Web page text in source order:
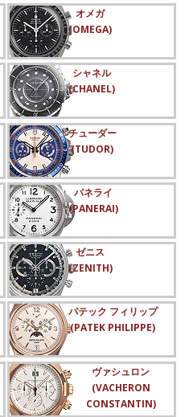
オメガ
(OMEGA)
シャネル
(CHANEL)
チューダー
(TUDOR)
パネライ
(PANERAI)
ゼニス
(ZENITH)
パテック フィリップ
(PATEK PHILIPPE)
ヴァシュロン
(VACHERON
CONSTANTIN)